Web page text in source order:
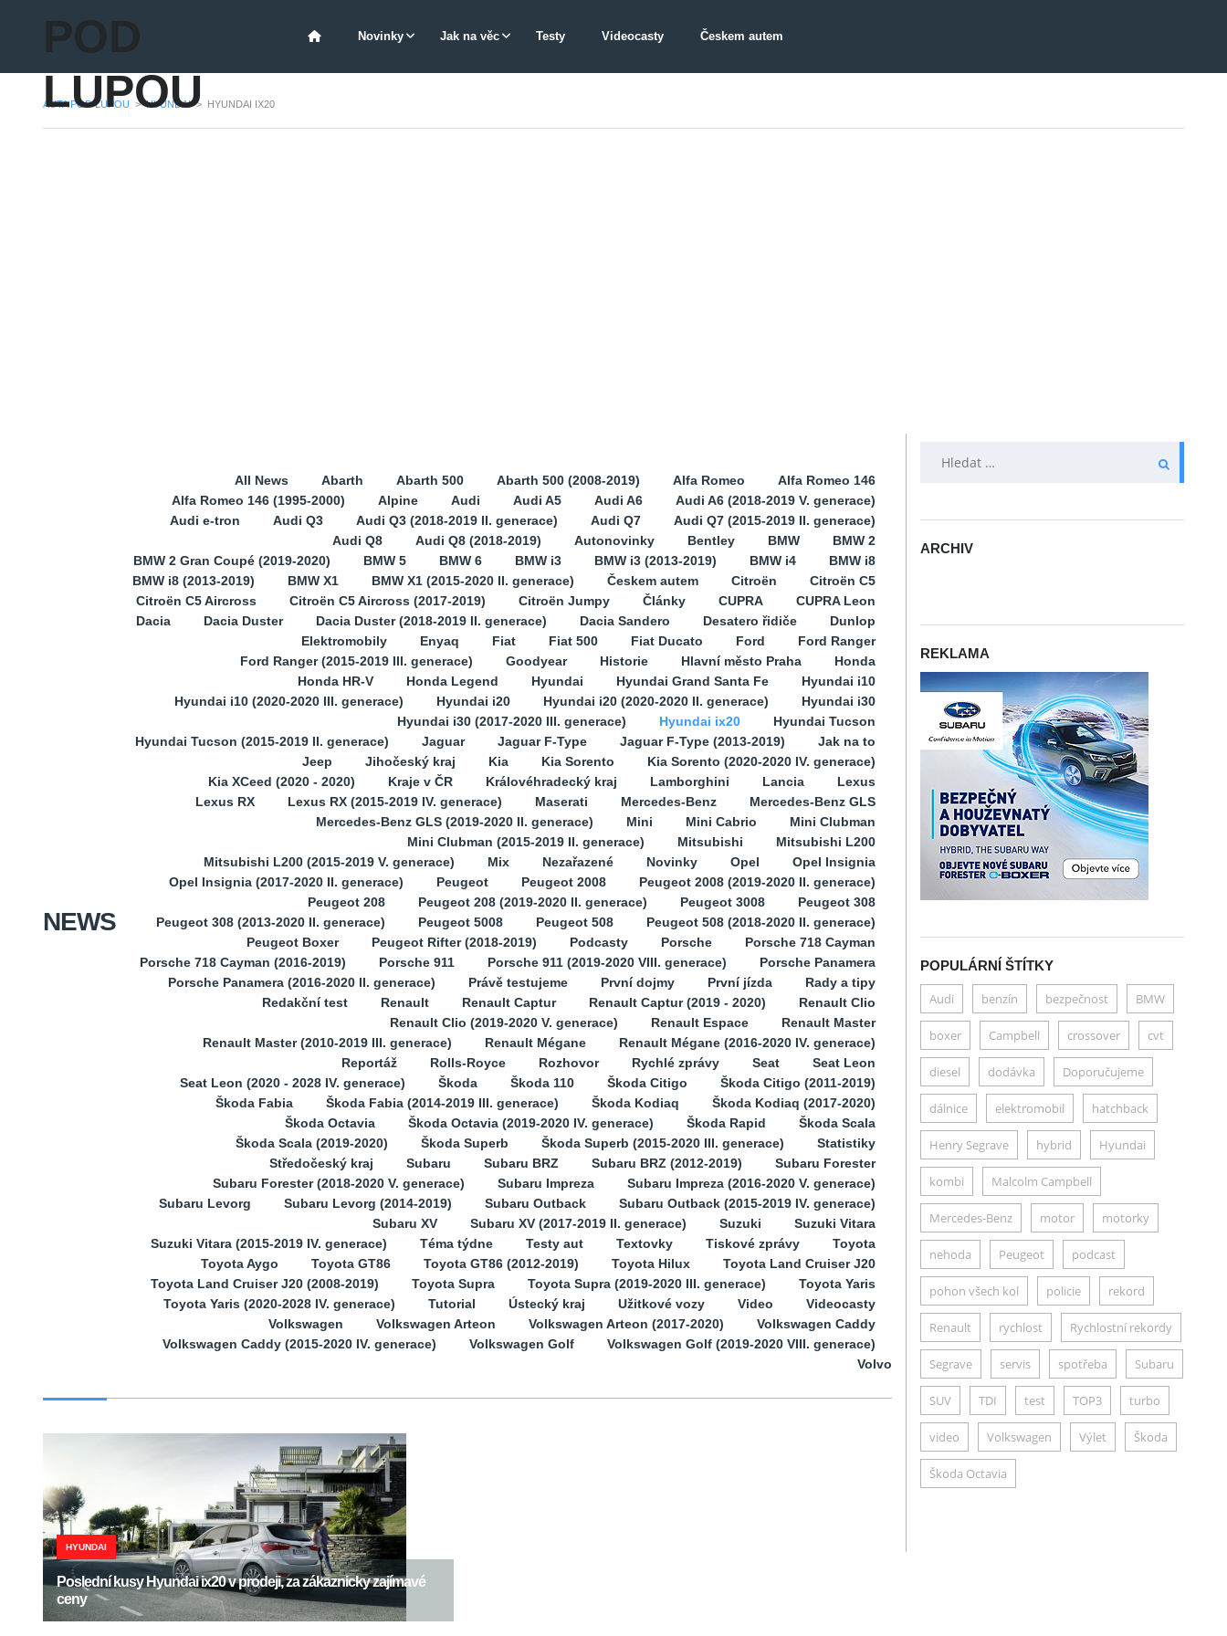
POD
LUPOU
Novinky Jak na věc Testy Videocasty Českem autem
AUTA POD LUPOU > HYUNDAI > HYUNDAI IX20
NEWS
All News Abarth Abarth 500 Abarth 500 (2008-2019) Alfa Romeo
Alfa Romeo 146
Alfa Romeo 146 (1995-2000)
Alpine Audi Audi A5 Audi A6
Audi A6 (2018-2019 V. generace)
Audi e-tron
Audi Q3 Audi Q3 (2018-2019 II. generace) Audi Q7
Audi Q7 (2015-2019 II. generace)
Audi Q8
Audi Q8 (2018-2019) Autonovinky Bentley BMW
BMW 2
BMW 2 Gran Coupé (2019-2020)
BMW 5 BMW 6 BMW i3 BMW i3 (2013-2019) BMW i4
BMW i8
BMW i8 (2013-2019)
BMW X1 BMW X1 (2015-2020 II. generace) Českem autem Citroën
Citroën C5
Citroën C5 Aircross
Citroën C5 Aircross (2017-2019) Citroën Jumpy Články CUPRA
CUPRA Leon
Dacia
Dacia Duster Dacia Duster (2018-2019 II. generace) Dacia Sandero Desatero řidiče
Dunlop
Elektromobily
Enyaq Fiat Fiat 500 Fiat Ducato Ford
Ford Ranger
Ford Ranger (2015-2019 III. generace)
Goodyear Historie Hlavní město Praha
Honda
Honda HR-V
Honda Legend Hyundai Hyundai Grand Santa Fe
Hyundai i10
Hyundai i10 (2020-2020 III. generace)
Hyundai i20 Hyundai i20 (2020-2020 II. generace)
Hyundai i30
Hyundai i30 (2017-2020 III. generace)
Hyundai ix20
Hyundai Tucson
Hyundai Tucson (2015-2019 II. generace)
Jaguar Jaguar F-Type Jaguar F-Type (2013-2019)
Jak na to
Jeep
Jihočeský kraj Kia Kia Sorento
Kia Sorento (2020-2020 IV. generace)
Kia XCeed (2020 - 2020)
Kraje v ČR Královéhradecký kraj Lamborghini Lancia
Lexus
Lexus RX
Lexus RX (2015-2019 IV. generace) Maserati Mercedes-Benz
Mercedes-Benz GLS
Mercedes-Benz GLS (2019-2020 II. generace)
Mini Mini Cabrio
Mini Clubman
Mini Clubman (2015-2019 II. generace)
Mitsubishi
Mitsubishi L200
Mitsubishi L200 (2015-2019 V. generace)
Mix Nezařazené Novinky Opel
Opel Insignia
Opel Insignia (2017-2020 II. generace)
Peugeot Peugeot 2008
Peugeot 2008 (2019-2020 II. generace)
Peugeot 208
Peugeot 208 (2019-2020 II. generace) Peugeot 3008
Peugeot 308
Peugeot 308 (2013-2020 II. generace)
Peugeot 5008 Peugeot 508
Peugeot 508 (2018-2020 II. generace)
Peugeot Boxer
Peugeot Rifter (2018-2019) Podcasty Porsche
Porsche 718 Cayman
Porsche 718 Cayman (2016-2019)
Porsche 911 Porsche 911 (2019-2020 VIII. generace)
Porsche Panamera
Porsche Panamera (2016-2020 II. generace)
Právě testujeme První dojmy První jízda
Rady a tipy
Redakční test
Renault Renault Captur Renault Captur (2019 - 2020)
Renault Clio
Renault Clio (2019-2020 V. generace)
Renault Espace
Renault Master
Renault Master (2010-2019 III. generace)
Renault Mégane
Renault Mégane (2016-2020 IV. generace)
Reportáž
Rolls-Royce Rozhovor Rychlé zprávy Seat
Seat Leon
Seat Leon (2020 - 2028 IV. generace)
Škoda Škoda 110 Škoda Citigo
Škoda Citigo (2011-2019)
Škoda Fabia
Škoda Fabia (2014-2019 III. generace) Škoda Kodiaq
Škoda Kodiaq (2017-2020)
Škoda Octavia
Škoda Octavia (2019-2020 IV. generace) Škoda Rapid
Škoda Scala
Škoda Scala (2019-2020)
Škoda Superb Škoda Superb (2015-2020 III. generace)
Statistiky
Středočeský kraj
Subaru Subaru BRZ Subaru BRZ (2012-2019)
Subaru Forester
Subaru Forester (2018-2020 V. generace)
Subaru Impreza
Subaru Impreza (2016-2020 V. generace)
Subaru Levorg
Subaru Levorg (2014-2019) Subaru Outback
Subaru Outback (2015-2019 IV. generace)
Subaru XV
Subaru XV (2017-2019 II. generace) Suzuki
Suzuki Vitara
Suzuki Vitara (2015-2019 IV. generace)
Téma týdne Testy aut Textovky Tiskové zprávy
Toyota
Toyota Aygo
Toyota GT86 Toyota GT86 (2012-2019) Toyota Hilux
Toyota Land Cruiser J20
Toyota Land Cruiser J20 (2008-2019)
Toyota Supra Toyota Supra (2019-2020 III. generace)
Toyota Yaris
Toyota Yaris (2020-2028 IV. generace)
Tutorial Ústecký kraj Užitkové vozy Video
Videocasty
Volkswagen
Volkswagen Arteon Volkswagen Arteon (2017-2020)
Volkswagen Caddy
Volkswagen Caddy (2015-2020 IV. generace)
Volkswagen Golf
Volkswagen Golf (2019-2020 VIII. generace)
Volvo
HYUNDAI
Poslední kusy Hyundai ix20 v prodeji, za zákaznicky zajímavé
ceny
VYHLEDÁVÁNÍ
ARCHIV
REKLAMA
POPULÁRNÍ ŠTÍTKY
Audi benzín bezpečnost BMW
boxer Campbell crossover cvt
diesel dodávka Doporučujeme
dálnice elektromobil hatchback
Henry Segrave hybrid Hyundai
kombi Malcolm Campbell
Mercedes-Benz motor motorky
nehoda Peugeot podcast
pohon všech kol policie rekord
Renault rychlost Rychlostní rekordy
Segrave servis spotřeba Subaru
SUV TDI test TOP3 turbo
video Volkswagen Výlet Škoda
Škoda Octavia